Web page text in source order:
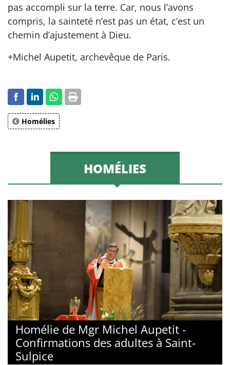
pas accompli sur la terre. Car, nous l’avons
compris, la sainteté n’est pas un état, c’est un
chemin d’ajustement à Dieu.
+Michel Aupetit, archevêque de Paris.
Homélies
HOMÉLIES
Homélie de Mgr Michel Aupetit -
Confirmations des adultes à Saint-
Sulpice